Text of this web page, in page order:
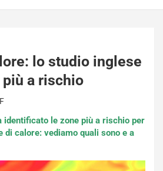
lo studio inglese
a rischio
identificato le zone più a rischio per
di calore: vediamo quali sono e a